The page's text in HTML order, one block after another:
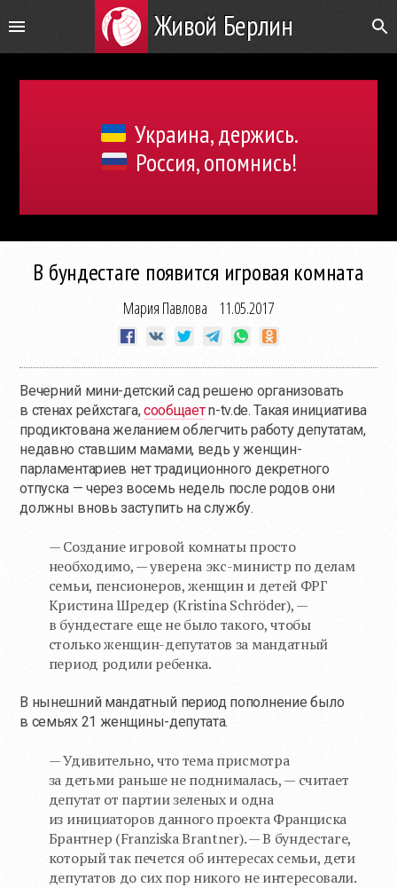
Живой Берлин
Украина, держись.
Россия, опомнись!
В бундестаге появится игровая комната
Мария Павлова 11.05.2017
Вечерний мини-детский сад решено организовать
в стенах рейхстага,сообщаетn-tv.de. Такая инициатива
продиктована желанием облегчить работу депутатам,
недавно ставшим мамами, ведь у женщин-
парламентариев нет традиционного декретного
отпуска — через восемь недель после родов они
должны вновь заступить на службу.
— Создание игровой комнаты просто
необходимо, — уверена экс-министр по делам
семьи, пенсионеров, женщин и детей ФРГ
Кристина Шредер (Kristina Schröder), —
в бундестаге еще не было такого, чтобы
столько женщин-депутатов за мандатный
период родили ребенка.
В нынешний мандатный период пополнение было
в семьях 21 женщины-депутата.
— Удивительно, что тема присмотра
за детьми раньше не поднималась, — считает
депутат от партии зеленых и одна
из инициаторов данного проекта Франциска
Брантнер (Franziska Brantner). — В бундестаге,
который так печется об интересах семьи, дети
депутатов до сих пор никого не интересовали.